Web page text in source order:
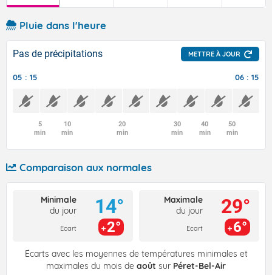
Pluie dans l'heure
Pas de précipitations METTRE À JOUR
05 : 15 06 : 15
5
min
10
min
20
min
30
min
40
min
50
min
Comparaison aux normales
Minimale
du jour
Ecart
14°
2°
Maximale
du jour
Ecart
29°
6°
Écarts avec les moyennes de températures minimales et
maximales du mois de août sur Péret-Bel-Air